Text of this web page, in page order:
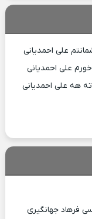
علی احمدیانی
علی احمدیانی
هه علی احمدیانی
فرهاد جهانگیری